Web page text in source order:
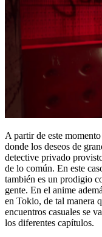
A partir de este
donde los deseos de
detective privado
de lo común. En este
también es un prodigio
gente. En el anime
en Tokio, de tal manera
encuentros casuales se
los diferentes capítulos.